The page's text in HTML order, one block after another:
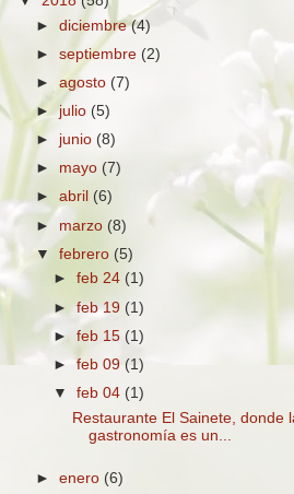
►diciembre(4)
►septiembre (2)
►agosto (7)
►julio (5)
► junio (8)
► mayo(7)
►abril (6)
► marzo (8)
▼febrero (5)
►feb 24 (1)
►feb 19 (1)
►feb 15(1)
►feb 09 (1)
▼feb 04 (1)
Restaurante El Sainete, donde
gastronomía es un...
►enero (6)